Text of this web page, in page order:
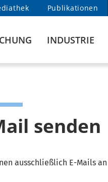
Publikationen
INDUSTRIE
senden
ausschließlich E-Mails